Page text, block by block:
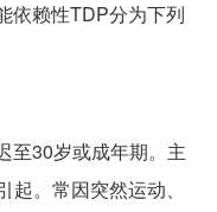
依赖性TDP分为下列
至30岁或成年期。主
。常因突然运动、